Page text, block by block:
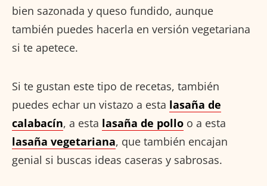
bien sazonada y queso fundido, aunque
también puedes hacerla en versión vegetariana
si te apetece.
Si te gustan este tipo de recetas, también
puedes echar un vistazo a esta lasaña de
calabacín, a esta lasaña de pollo o a esta
lasaña vegetariana, que también encajan
genial si buscas ideas caseras y sabrosas.